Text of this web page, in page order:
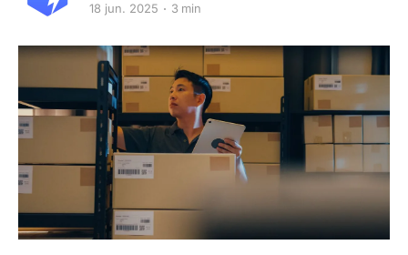
18 jun. 2025 3 min